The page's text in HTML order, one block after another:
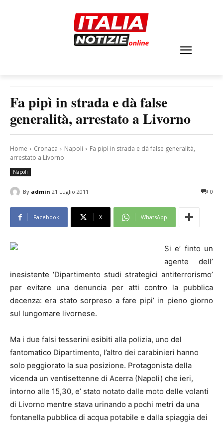
Fa pipì in strada e dà false
generalità, arrestato a Livorno
Home Cronaca Napoli
Fa pipì in strada e dà false generalità,
arrestato a Livorno
Napoli
By admin 21 Luglio 2011 0
Facebook X WhatsApp
Si e’ finto un
agente dell’
inesistente ‘Dipartimento studi strategici antiterrorismo’
per evitare una denuncia per atti contro la pubblica
decenza: era stato sorpreso a fare pipi’ in pieno giorno
sul lungomare livornese.
Ma i due falsi tesserini esibiti alla polizia, uno del
fantomatico Dipartimento, l’altro dei carabinieri hanno
solo peggiorato la sua posizione. Protagonista della
vicenda un ventisettenne di Acerra (Napoli) che ieri,
intorno alle 15,30, e’ stato notato dalle moto delle volanti
di Livorno mentre stava urinando a pochi metri da una
fontanella pubblica di acqua potabile e dalla spiaggia dei